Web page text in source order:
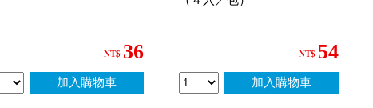
NT$ 36
加入購物車
NT$ 54
加入購物車